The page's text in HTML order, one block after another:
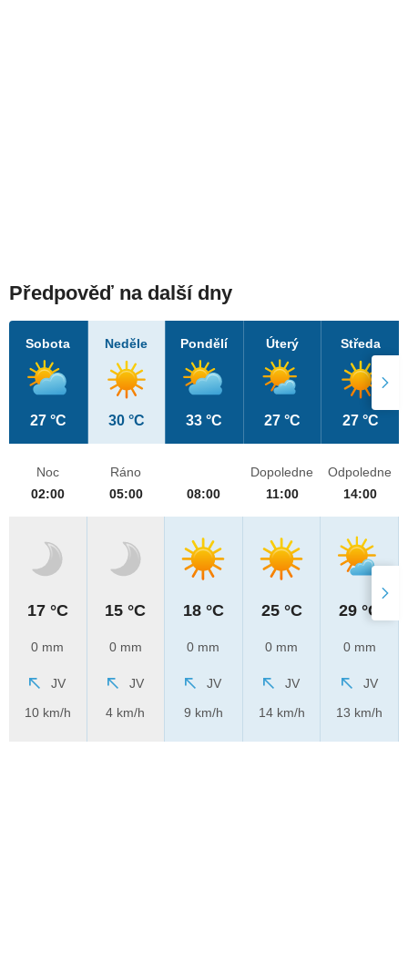
Předpověď na další dny
Sobota
27 °C
Neděle
30 °C
Pondělí
33 °C
Úterý
27 °C
Středa
27 °C
Noc
02:00
17 °C
0 mm
JV
10 km/h
Ráno
05:00
15 °C
0 mm
JV
4 km/h
08:00
18 °C
0 mm
JV
9 km/h
Dopoledne
11:00
25 °C
0 mm
JV
14 km/h
Odpoledne
14:00
29 °C
0 mm
JV
13 km/h